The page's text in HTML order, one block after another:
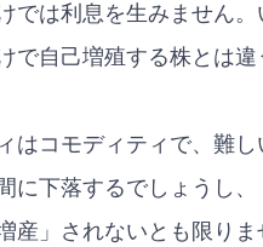
では利息を生みません
で自己増殖する株とは違
はコモディティで、難
に下落するでしょうし
産」されないとも限り